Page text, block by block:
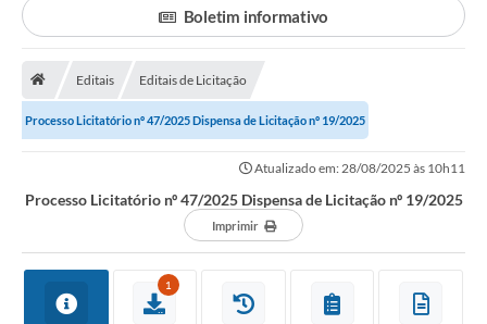
Portal da Transparência
Secretarias
Mais
Boletim informativo
Editais Editais de Licitação
Processo Licitatório nº 47/2025 Dispensa de Licitação nº 19/2025
Atualizado em: 28/08/2025 às 10h11
Processo Licitatório nº 47/2025 Dispensa de Licitação nº 19/2025
Imprimir
1